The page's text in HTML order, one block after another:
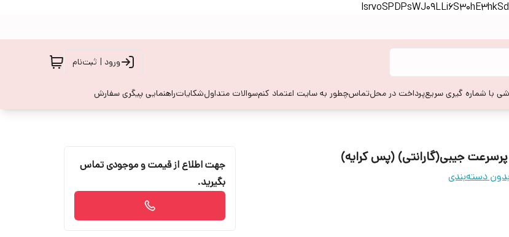
ورود | ثبت‌نام
با شماره گیری سریعپرداخت در محلتماسچطور به سایت اعتماد کنمسوالات متداولشکایاتراهنمایی پیگری سفارش
دسته‌بندی
جهت اطلاع از قیمت و موجودی تماس
بگیرید.